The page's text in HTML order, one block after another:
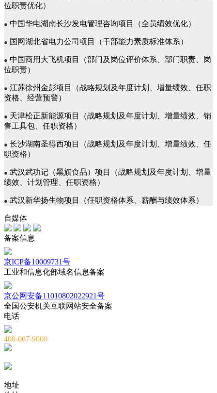
位职责优化）
● 中国华电湖南长沙发电管理咨询项目（全员绩效优化）
● 国网湖北省电力公司项目（干部能力素质标准体系）
● 中国商用大飞机项目（部门及岗位评价体系、部门职责、岗
位职责）
● 江苏徐州金彭项目（战略规划及年度计划、增量绩效、任职
资格、经营预警）
● 天津松正新能源项目（战略规划及年度计划、增量绩效、销
售工具包、任职资格）
● 长沙湖南圣得西项目（战略规划及年度计划、增量绩效、任
职资格）
● 武汉武功记（黑旗食品）项目（战略规划及年度计划、增量
绩效、计划管理、任职资格）
● 武汉新华扬生物项目（任职资格体系、薪酬与绩效体系）
自媒体
备案信息
京ICP备10009731号
工业和信息化部域名信息备案
京公网安备11010802022921号
全国公安机关互联网站安全备案
电话
400-007-9000
地址